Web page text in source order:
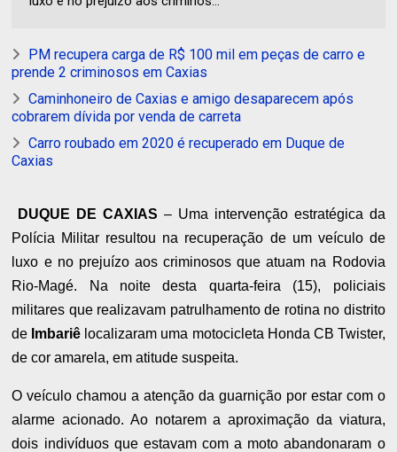
PM recupera carga de R$ 100 mil em peças de carro e
prende 2 criminosos em Caxias
Caminhoneiro de Caxias e amigo desaparecem após
cobrarem dívida por venda de carreta
Carro roubado em 2020 é recuperado em Duque de
Caxias
DUQUE DE CAXIAS – Uma intervenção estratégica da
Polícia Militar resultou na recuperação de um veículo de
luxo e no prejuízo aos criminosos que atuam na Rodovia
Rio-Magé. Na noite desta quarta-feira (15), policiais
militares que realizavam patrulhamento de rotina no distrito
de Imbariê localizaram uma motocicleta Honda CB Twister,
de cor amarela, em atitude suspeita.
O veículo chamou a atenção da guarnição por estar com o
alarme acionado. Ao notarem a aproximação da viatura,
dois indivíduos que estavam com a moto abandonaram o